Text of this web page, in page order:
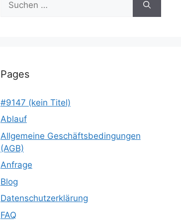
Pages
#9147 (kein Titel)
Ablauf
Allgemeine Geschäftsbedingungen
(AGB)
Anfrage
Blog
Datenschutzerklärung
FAQ